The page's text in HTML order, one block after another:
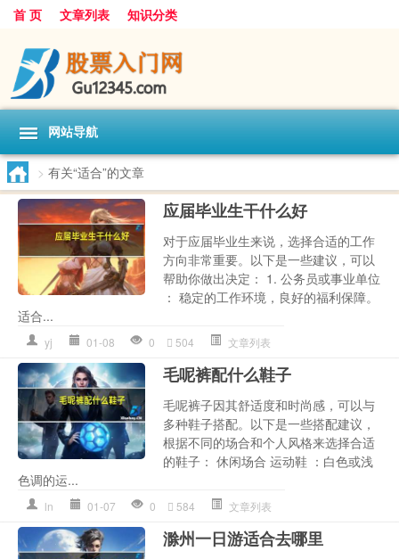
首 页 文章列表 知识分类
网站导航
> 有关“适合”的文章
应届毕业生干什么好
对于应届毕业生来说，选择合适的工作
方向非常重要。以下是一些建议，可以
帮助你做出决定： 1. 公务员或事业单位
： 稳定的工作环境，良好的福利保障。
适合...
yj 01-08 0 504 文章列表
毛呢裤配什么鞋子
毛呢裤子因其舒适度和时尚感，可以与
多种鞋子搭配。以下是一些搭配建议，
根据不同的场合和个人风格来选择合适
的鞋子： 休闲场合 运动鞋 ：白色或浅
色调的运...
ln 01-07 0 584 文章列表
滁州一日游适合去哪里